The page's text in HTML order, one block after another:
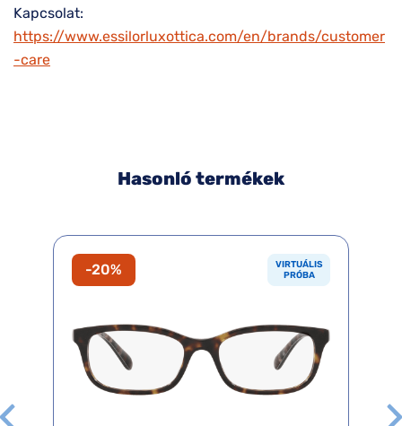
Kapcsolat:
https://www.essilorluxottica.com/en/brands/customer
-care
Hasonló termékek
-20%
VIRTUÁLIS
PRÓBA